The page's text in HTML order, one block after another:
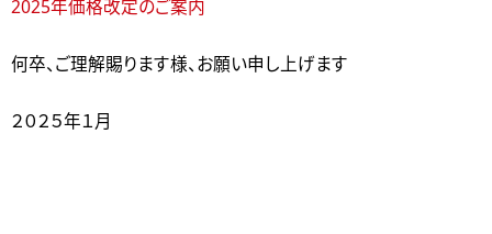
2025年価格改定のご案内
何卒、ご理解賜ります様、お願い申し上げます
２０２５年１月